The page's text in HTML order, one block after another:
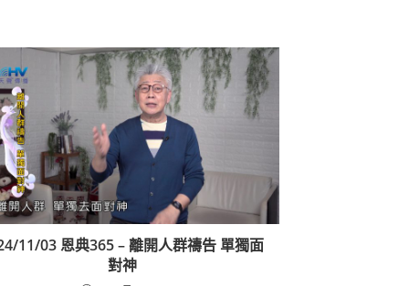
11/03 恩典365 – 離開人群禱告 單獨面
對神